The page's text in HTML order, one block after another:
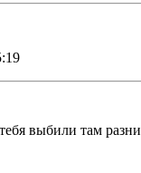
выбили там